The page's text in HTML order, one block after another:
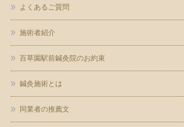
よくあるご質問
施術者紹介
百草園駅前鍼灸院のお約束
鍼灸施術とは
同業者の推薦文